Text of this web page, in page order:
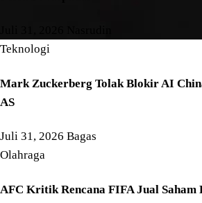
Teknologi
Mark Zuckerberg Tolak Blokir AI
AS
Juli 31, 2026 Bagas
Olahraga
AFC Kritik Rencana FIFA Jual Saham